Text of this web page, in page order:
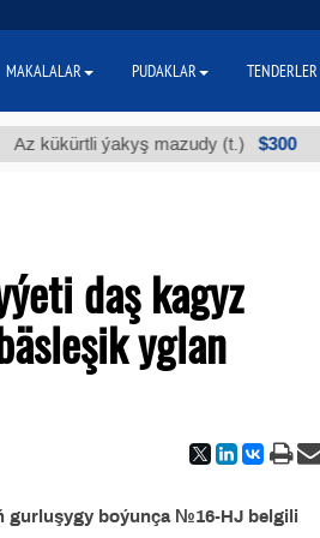
kükürtli ýakyş mazudy (t.) $300
daş kagyz
yglan
gurluşygy boýunça №16-HJ belgili
MAKALALAR PUDAKLAR TENDERLER